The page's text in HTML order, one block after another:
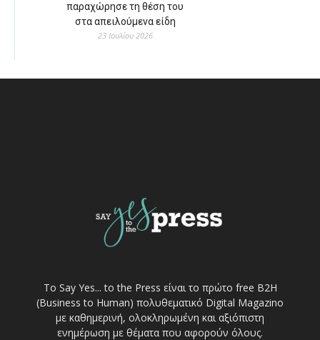
παραχώρησε τη θέση του
στα απειλούμενα είδη
23 Ιουλίου 2026
Το Say Yes... to the Press είναι το πρώτο free Β2Η
(Business to Human) πολυθεματικό Digital Magazino
με καθημερινή, ολοκληρωμένη και αξιόπιστη
ενημέρωση με θέματα που αφορούν όλους.